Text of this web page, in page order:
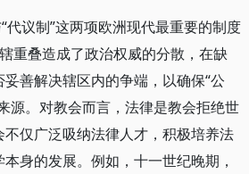
议制”这两项欧洲现代最重要的制度
重叠造成了政治权威的分散，在缺
善解决辖区内的争端，以确保“公
源。对教会而言，法律是教会拒绝世
仅广泛吸纳法律人才，积极培养法
身的发展。例如，十一世纪晚期，